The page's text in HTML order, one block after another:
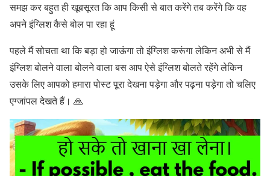
समझ कर बहुत ही खूबसूरत कि आप किसी से बात करेंगे तब करेंगे कि वह
अपने इंग्लिश कैसे बोल पा रहा हूं
पहले मैं सोचता था कि बड़ा हो जाऊंगा तो इंग्लिश करूंगा लेकिन अभी से मैं
इंग्लिश बोलने वाला बोलने वाला बस आप ऐसे इंग्लिश बोलते रहेंगे लेकिन
उसके लिए आपको हमारा पोस्ट पूरा देखना पड़ेगा और पढ़ना पड़ेगा तो चलिए
एग्जांपल देखते हैं। 🙏